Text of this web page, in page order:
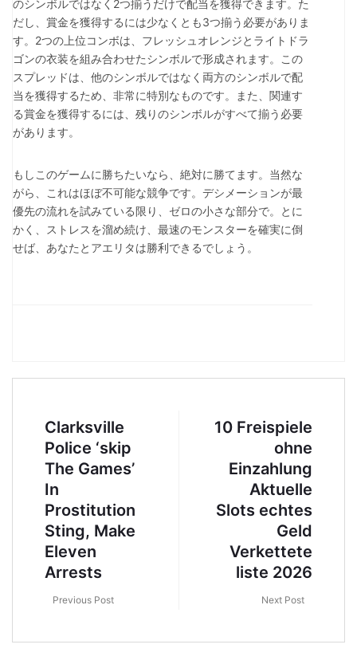
のシンボルではなく2つ揃うだけで配当を獲得できます。た
だし、賞金を獲得するには少なくとも3つ揃う必要がありま
す。2つの上位コンボは、フレッシュオレンジとライトドラ
ゴンの衣装を組み合わせたシンボルで形成されます。この
スプレッドは、他のシンボルではなく両方のシンボルで配
当を獲得するため、非常に特別なものです。また、関連す
る賞金を獲得するには、残りのシンボルがすべて揃う必要
があります。
もしこのゲームに勝ちたいなら、絶対に勝てます。当然な
がら、これはほぼ不可能な競争です。デシメーションが最
優先の流れを試みている限り、ゼロの小さな部分で。とに
かく、ストレスを溜め続け、最速のモンスターを確実に倒
せば、あなたとアエリタは勝利できるでしょう。
Clarksville
Police ‘skip
The Games’
In
Prostitution
Sting, Make
Eleven
Arrests
Previous Post
10 Freispiele
ohne
Einzahlung
Aktuelle
Slots echtes
Geld
Verkettete
liste 2026
Next Post